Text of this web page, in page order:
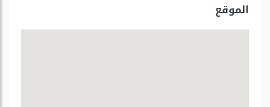
الموقع